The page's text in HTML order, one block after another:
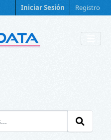
Iniciar Sesión Registro